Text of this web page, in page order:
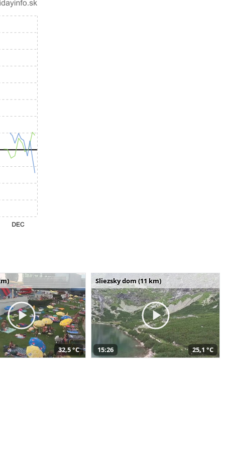
32,5 °C
Sliezsky dom (11 km)
15:26 25,1 °C